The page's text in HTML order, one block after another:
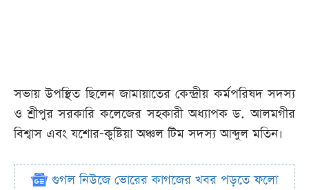
সভায় উপস্থিত ছিলেন জামায়াতের কেন্দ্রীয় কর্মপরিষদ সদস্য
ও শ্রীপুর সরকারি কলেজের সহকারী অধ্যাপক ড. আলমগীর
বিশ্বাস এবং যশোর-কুষ্টিয়া অঞ্চল টিম সদস্য আব্দুল মতিন।
গুগল নিউজে ভোরের কাগজের খবর পড়তে ফলো